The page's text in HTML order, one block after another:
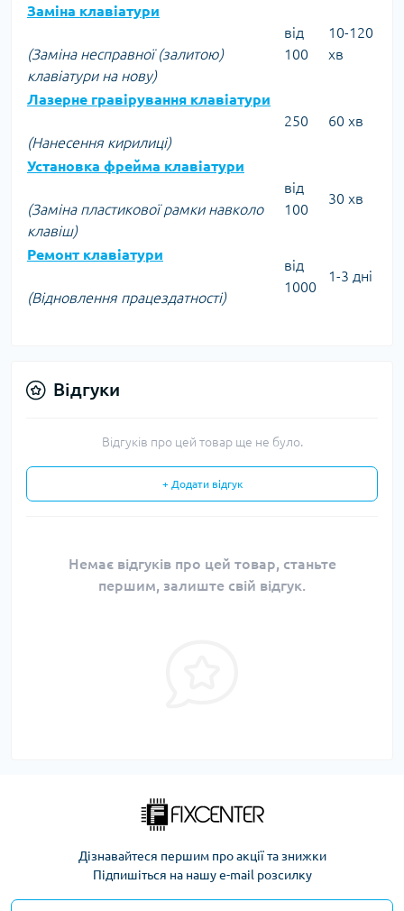
Заміна клавіатури
(Заміна несправної (залитою)
клавіатури на нову)
від
100
10-120
хв
Лазерне гравірування клавіатури
(Нанесення кирилиці)
250 60 хв
Установка фрейма клавіатури
(Заміна пластикової рамки навколо
клавіш)
від
100
30 хв
Ремонт клавіатури
(Відновлення працездатності)
від
1000
1-3 дні
Відгуки
Відгуків про цей товар ще не було.
+ Додати відгук
Немає відгуків про цей товар, станьте
першим, залиште свій відгук.
Дізнавайтеся першим про акції та знижки
Підпишіться на нашу e-mail розсилку